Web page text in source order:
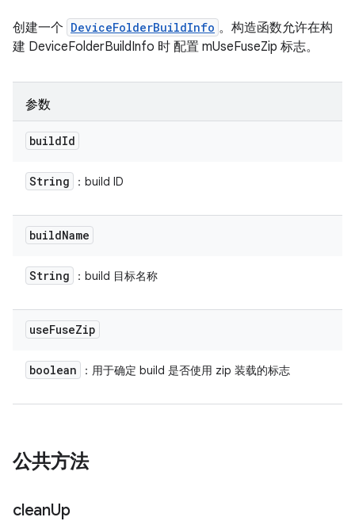
创建一个 DeviceFolderBuildInfo 。构造函数允许在构
建 DeviceFolderBuildInfo 时 配置 mUseFuseZip 标志。
参数
buildId
String ：build ID
buildName
String ：build 目标名称
useFuseZip
boolean ：用于确定 build 是否使用 zip 装载的标志
公共方法
cleanUp